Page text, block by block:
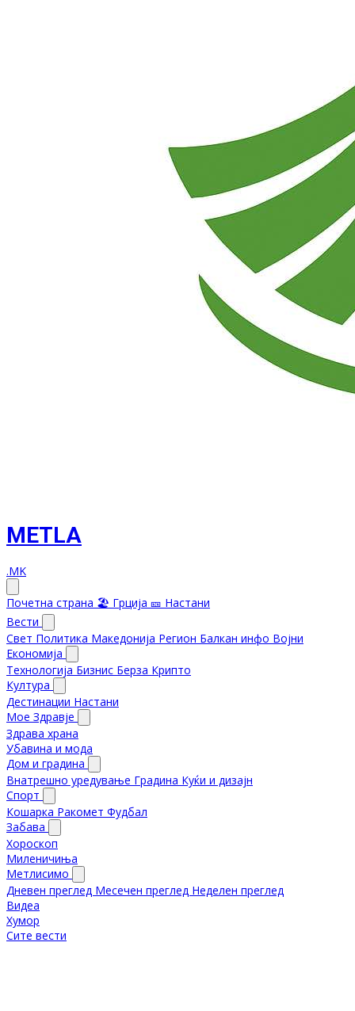
METLA
.MK
Почетна страна 🏖️ Грција 🎫 Настани
Вести
Свет Политика Македонија Регион Балкан инфо Војни
Економија
Технологија Бизнис Берза Крипто
Култура
Дестинации Настани
Мое Здравје
Здрава храна
Убавина и мода
Дом и градина
Внатрешно уредување Градина Куќи и дизајн
Спорт
Кошарка Ракомет Фудбал
Забава
Хороскоп
Миленичиња
Метлисимо
Дневен преглед Месечен преглед Неделен преглед
Видеа
Хумор
Сите вести